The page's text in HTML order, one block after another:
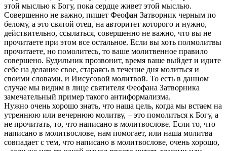
этой мыслью к Богу, пока сердце живет этой мыслью.
Совершенно не важно, пишет Феофан Затворник черным по
белому, а это святой отец, на авторитет которого и нужно,
действительно, ссылаться, совершенно не важно, что вы не
прочитаете при этом все остальное. Если вы хоть полмолитвы
прочитаете, но помолитесь, то ваше молитвенное правило
совершено. Будильник прозвонит, время ваше выйдет и идите
себе на делание свое, стараясь в течение дня молиться и
своими словами, и Иисусовой молитвой. То есть в данном
случае мы видим в лице святителя Феофана Затворника
замечательный пример такого антиформализма.
Нужно очень хорошо знать, что наша цель, когда мы встаем на
утреннюю или вечернюю молитву, – это помолиться к Богу, а
не прочитать, то, что написано в молитвослове. Если то, что
написано в молитвослове, нам помогает, или наша молитва
совпадает с тем, что написано в молитвослове, очень хорошо,